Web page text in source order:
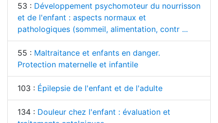
53 : Développement psychomoteur du nourrisson
et de l'enfant : aspects normaux et
pathologiques (sommeil, alimentation, contr ...
55 : Maltraitance et enfants en danger.
Protection maternelle et infantile
103 : Épilepsie de l'enfant et de l'adulte
134 : Douleur chez l'enfant : évaluation et